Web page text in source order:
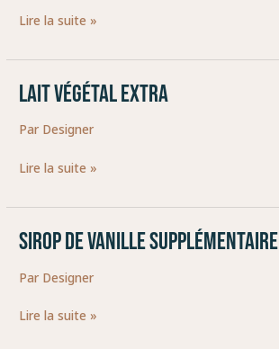
Lire la suite »
Lait végétal EXTRA
Par Designer
Lait
EXTRA
Lire la suite »
SIROP DE VANILLE SUPPLÉMENTAIRE
Par Designer
SIROP
VANILLE
Lire la suite »